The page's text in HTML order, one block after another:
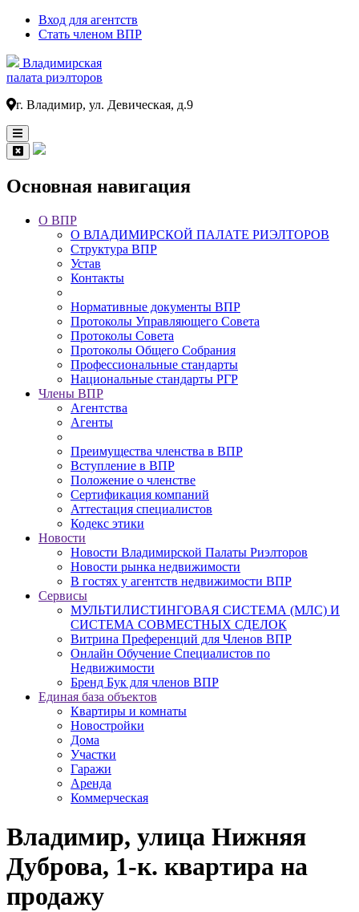
Вход для агентств
Стать членом ВПР
Владимирская
палата риэлторов
г. Владимир, ул. Девическая, д.9
Основная навигация
О ВПР
О ВЛАДИМИРСКОЙ ПАЛАТЕ РИЭЛТОРОВ
Структура ВПР
Устав
Контакты
Нормативные документы ВПР
Протоколы Управляющего Совета
Протоколы Совета
Протоколы Общего Собрания
Профессиональные стандарты
Национальные стандарты РГР
Члены ВПР
Агентства
Агенты
Преимущества членства в ВПР
Вступление в ВПР
Положение о членстве
Сертификация компаний
Аттестация специалистов
Кодекс этики
Новости
Новости Владимирской Палаты Риэлторов
Новости рынка недвижимости
В гостях у агентств недвижимости ВПР
Сервисы
МУЛЬТИЛИСТИНГОВАЯ СИСТЕМА (МЛС) И
СИСТЕМА СОВМЕСТНЫХ СДЕЛОК
Витрина Преференций для Членов ВПР
Онлайн Обучение Специалистов по
Недвижимости
Бренд Бук для членов ВПР
Единая база объектов
Квартиры и комнаты
Новостройки
Дома
Участки
Гаражи
Аренда
Коммерческая
Владимир, улица Нижняя
Дуброва, 1-к. квартира на
продажу